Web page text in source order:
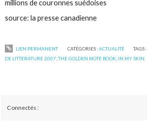
millions de couronnes suédoises
source: la presse canadienne
LIEN PERMANENT CATÉGORIES :ACTUALITÉ TAGS :
DE LITTERATURE 2007 ,THE GOLDEN NOTE BOOK IN MY SKIN
Connectés :